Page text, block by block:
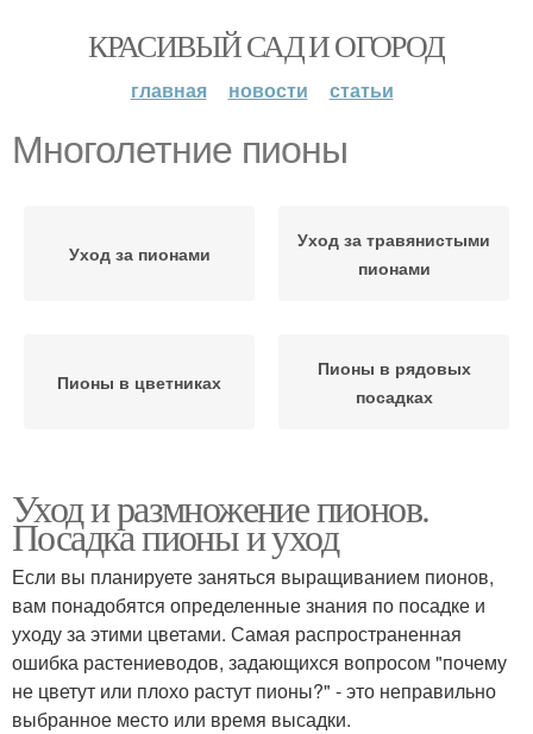
КРАСИВЫЙ САД И ОГОРОД
главная новости статьи
Многолетние пионы
Уход за пионами
Уход за травянистыми
пионами
Пионы в цветниках
Пионы в рядовых
посадках
Уход и размножение пионов.
Посадка пионы и уход
Если вы планируете заняться выращиванием пионов,
вам понадобятся определенные знания по посадке и
уходу за этими цветами. Самая распространенная
ошибка растениеводов, задающихся вопросом "почему
не цветут или плохо растут пионы?" - это неправильно
выбранное место или время высадки.